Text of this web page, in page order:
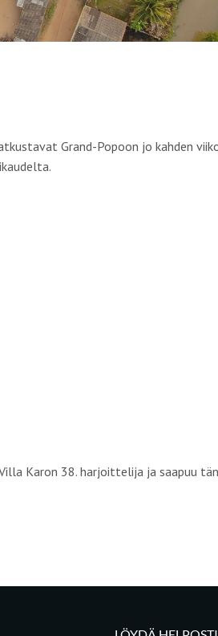
Grand-Popoon jo kahden
Karon 38. harjoittelija ja saapuu